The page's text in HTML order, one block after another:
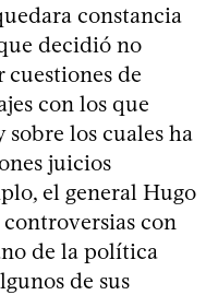
constancia
decidió no
de
con los que
los cuales ha
juicios
el general Hugo
con
de la política
de sus